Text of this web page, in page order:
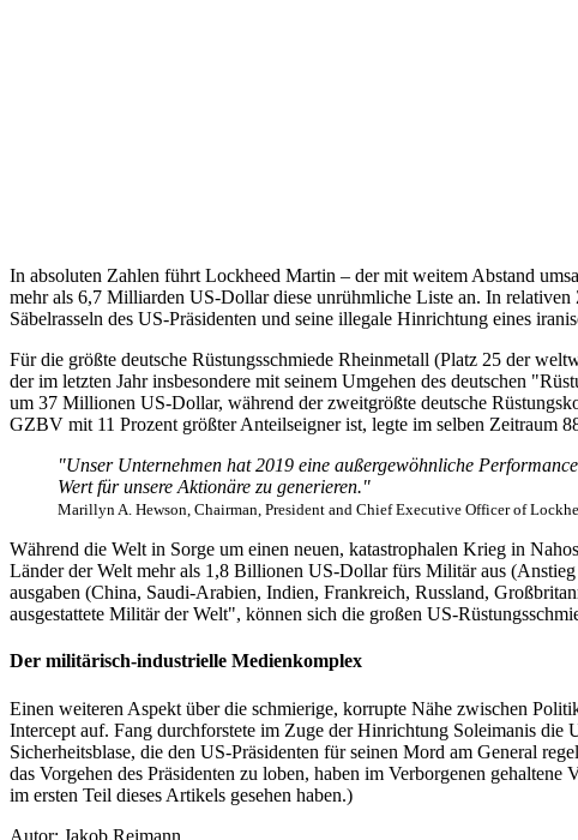
In absoluten Zahlen führt Lockheed Martin – der mit weitem Abstand
mehr als 6,7 Milliarden US-Dollar diese unrühmliche Liste an. In
Säbelrasseln des US-Präsidenten und seine illegale Hinrichtung eines
Für die größte deutsche Rüstungsschmiede Rheinmetall (Platz 25 der
der im letzten Jahr insbesondere mit seinem Umgehen des deutschen
um 37 Millionen US-Dollar, während der zweitgrößte deutsche
GZBV mit 11 Prozent größter Anteilseigner ist, legte im selben Zeitraum
"Unser Unternehmen hat 2019 eine außergewöhnliche
Wert für unsere Aktionäre zu generieren."
Marillyn A. Hewson, Chairman, President and Chief Executive Officer of
Während die Welt in Sorge um einen neuen, katastrophalen Krieg in
Länder der Welt mehr als 1,8 Billionen US-Dollar fürs Militär aus
ausgaben (China, Saudi-Arabien, Indien, Frankreich, Russland,
ausgestattete Militär der Welt", können sich die großen US-
Der militärisch-industrielle Medienkomplex
Einen weiteren Aspekt über die schmierige, korrupte Nähe zwischen
Intercept auf. Fang durchforstete im Zuge der Hinrichtung Soleimanis
Sicherheitsblase, die den US-Präsidenten für seinen Mord am General
das Vorgehen des Präsidenten zu loben, haben im Verborgenen
im ersten Teil dieses Artikels gesehen haben.)
Autor: Jakob Reimann